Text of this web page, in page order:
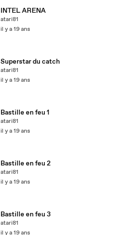
INTEL ARENA
atari81
il y a 19 ans
Superstar du catch
atari81
il y a 19 ans
Bastille en feu 1
atari81
il y a 19 ans
Bastille en feu 2
atari81
il y a 19 ans
Bastille en feu 3
atari81
il y a 19 ans